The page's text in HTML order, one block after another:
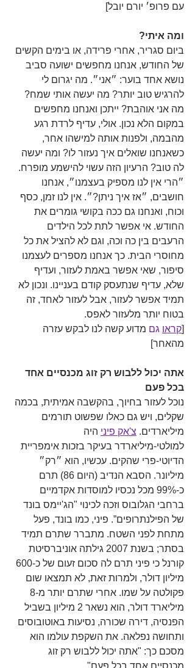
עם פרופ׳ יורם יובל]
ומה איתי?
ביום סגריר, אחרי פרידה, או בימים הקשים
של החודש, אנחנו מחפשים ישועה סביב
נושא אחד בוער: ״אני״. מה יגרום לי
להרגיש טוב יותר? מה יעשה אותי שמח?
מה אני אוהבת? ייתכן ואנחנו מחפשים
במקום הלא נכון. אולי, עדיף לרדת רגע
מהבמה, ולפנות אותה למישהו אחר,
כשאנחנו שואלים איך נעזור לו? ומה יעשה
לה טוב? הרעיון הזה עשוי להישמע מופרח.
״הרי אין לנו מספיק בעצמנו״, אנחנו
חושבים, ״אז איך ניתן?״. אין לנו זמן, כסף
וכוח, ואנחנו גם ככה בקושי גומרים את
החודש. אי אפשר לתת לכל הילדים
הרעבים בין כה וכה, וגם לא להציל את כל
מחוסרי הבית. כך אנחנו מספרים לעצמנו
סיפור, שאי אפשר באמת לעזור, ועדיף
שלא, עדיף שנתעסק קודם בעניינו. ונכון לא
תמיד אפשר לעזור, אבל לעזור לאחד, זה
בטוח יותר מלעזור לאפס.
[קראו גם מדוע קשה לנו לבקש עזרה
מהאחר]
אתה יכול ללבוש רק זוג מכנסיים אחד
בכל פעם
נוכל לעזור בחיוך, בהקשבה אמיתית, בכמה
שקלים, ויש גם כאלו שפשוט תורמים
מיליארדים. צ'אק פיני היה
למולטי-מיליארדר בעיקר בזכות אימפריית
הדיוטי-פרי שהקים. עכשיו, הוא ״רק״
מיליונר. הסבא הנדיב (היום 86) תרם
כ-99% מכל נכסיו למוסדות אקדמיים
ברחבי הגלובוס וזכה לכינוי "הג'יימס בונד
של הפילנתרופים”. פיני, כמו בונד, פעל
מתחת לפני השטח. מתברר שתרם תמיד
בסתר; בשנת 2007 גילתה אוניברסיטת
מיליון דולר, ולמרות זאת, לא תמצאו שום
מיליארד דולר, הוא נשאר 2 מיליון בשביל
הפנסיה, דירה שכורה, נסיעות באוטובוסים
ותחושה נפלאה. את השקפת עולמו הוא
מסכם כך: "אתה יכול ללבוש רק זוג